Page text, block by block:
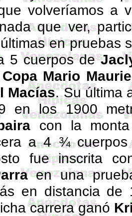
volveríamos a
que ver,
en pruebas
5 cuerpos de
Copa Mario
Macías. Su última
en los 1900
con la
a 4 ¾
fue inscrita
en una
en distancia de
carrera ganó